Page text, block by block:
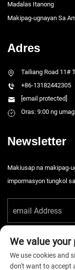
Madalas Itanong
Makipag-ugnayan Sa
Adres
Tailiang Road 11#
+86-13182442305
[email protected]
Oras: 9:00 ng
Newsletter
Makiusap na makipag-
impormasyon tungkol
We value your
We use cookies and
don't want to accept